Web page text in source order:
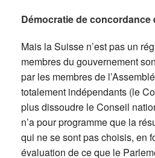
Démocratie de concordance
Mais la Suisse n’est pas un
membres du gouvernement
par les membres de
totalement indépendants (le
plus dissoudre le Conseil
n’a pour programme que la
qui ne se sont pas choisis, en
évaluation de ce que le